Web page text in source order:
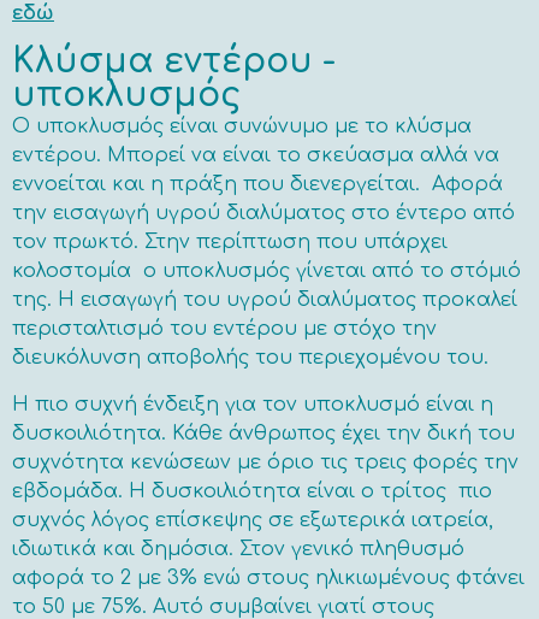
εδώ
Κλύσμα εντέρου -
υποκλυσμός
Ο υποκλυσμός είναι συνώνυμο με το κλύσμα
εντέρου. Μπορεί να είναι το σκεύασμα αλλά να
εννοείται και η πράξη που διενεργείται. Αφορά
την εισαγωγή υγρού διαλύματος στο έντερο από
τον πρωκτό. Στην περίπτωση που υπάρχει
κολοστομία ο υποκλυσμός γίνεται από το στόμιό
της. Η εισαγωγή του υγρού διαλύματος προκαλεί
περισταλτισμό του εντέρου με στόχο την
διευκόλυνση αποβολής του περιεχομένου του.
Η πιο συχνή ένδειξη για τον υποκλυσμό είναι η
δυσκοιλιότητα. Κάθε άνθρωπος έχει την δική του
συχνότητα κενώσεων με όριο τις τρεις φορές την
εβδομάδα. Η δυσκοιλιότητα είναι ο τρίτος πιο
συχνός λόγος επίσκεψης σε εξωτερικά ιατρεία,
ιδιωτικά και δημόσια. Στον γενικό πληθυσμό
αφορά το 2 με 3% ενώ στους ηλικιωμένους φτάνει
το 50 με 75%. Αυτό συμβαίνει γιατί στους